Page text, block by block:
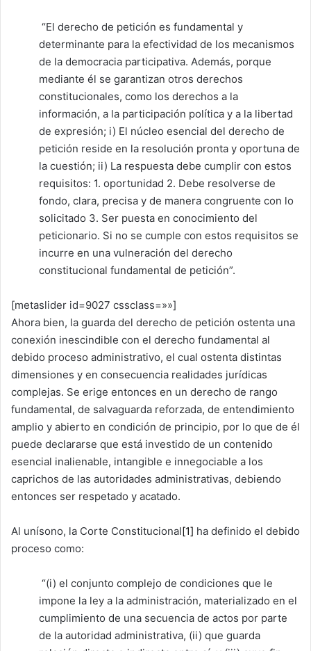
“El derecho de petición es fundamental y
determinante para la efectividad de los mecanismos
de la democracia participativa. Además, porque
mediante él se garantizan otros derechos
constitucionales, como los derechos a la
información, a la participación política y a la libertad
de expresión; i) El núcleo esencial del derecho de
petición reside en la resolución pronta y oportuna de
la cuestión; ii) La respuesta debe cumplir con estos
requisitos: 1. oportunidad 2. Debe resolverse de
fondo, clara, precisa y de manera congruente con lo
solicitado 3. Ser puesta en conocimiento del
peticionario. Si no se cumple con estos requisitos se
incurre en una vulneración del derecho
constitucional fundamental de petición”.
[metaslider id=9027 cssclass=»»]
Ahora bien, la guarda del derecho de petición ostenta una
conexión inescindible con el derecho fundamental al
debido proceso administrativo, el cual ostenta distintas
dimensiones y en consecuencia realidades jurídicas
complejas. Se erige entonces en un derecho de rango
fundamental, de salvaguarda reforzada, de entendimiento
amplio y abierto en condición de principio, por lo que de él
puede declararse que está investido de un contenido
esencial inalienable, intangible e innegociable a los
caprichos de las autoridades administrativas, debiendo
entonces ser respetado y acatado.
Al unísono, la Corte Constitucional[1] ha definido el debido
proceso como:
“(i) el conjunto complejo de condiciones que le
impone la ley a la administración, materializado en el
cumplimiento de una secuencia de actos por parte
de la autoridad administrativa, (ii) que guarda